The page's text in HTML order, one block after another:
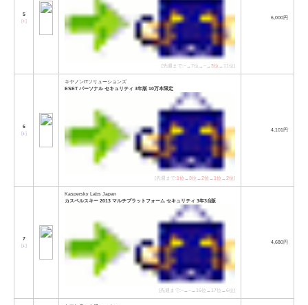
5
[↑]
[先週まで:−→7位→−→3位 →11位]
6,000円
6
[↓]
キヤノンITソリューションズ
ESET パーソナル セキュリティ 3年版 10万本限定
[先週まで:1位 →3位 →2位 →1位 →2位]
4,101円
7
[↓]
Kaspersky Labs Japan
カスペルスキー 2013 マルチプラットフォーム セキュリティ 3年3台版
[先週まで:−→−→16位→17位→6位]
4,680円